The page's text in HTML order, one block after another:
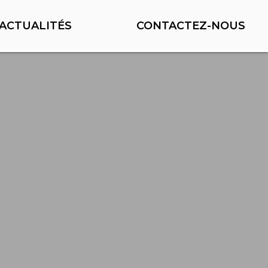
CONTACTEZ-NOUS